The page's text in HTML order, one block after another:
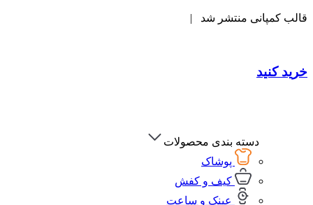
قالب کمپانی منتشر شد |
خرید کنید
دسته بندی محصولات
پوشاک
کیف و کفش
عینک و ساعت